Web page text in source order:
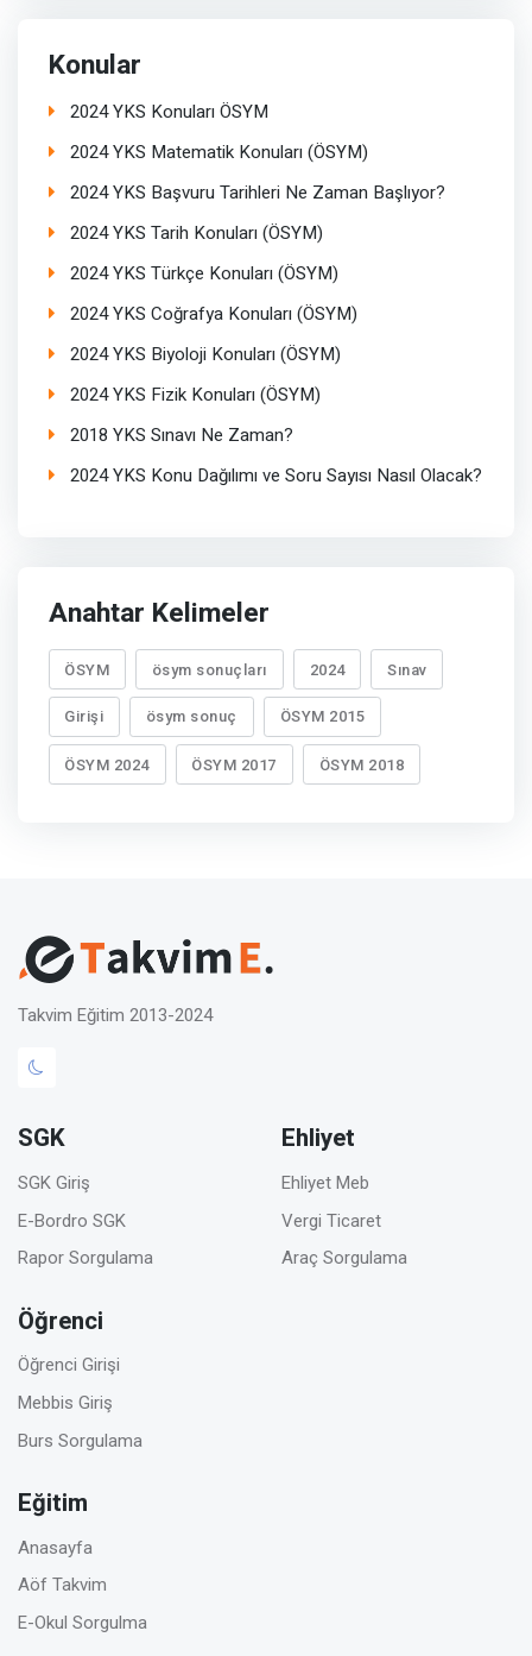
Konular
2024 YKS Konuları ÖSYM
2024 YKS Matematik Konuları (ÖSYM)
2024 YKS Başvuru Tarihleri Ne Zaman Başlıyor?
2024 YKS Tarih Konuları (ÖSYM)
2024 YKS Türkçe Konuları (ÖSYM)
2024 YKS Coğrafya Konuları (ÖSYM)
2024 YKS Biyoloji Konuları (ÖSYM)
2024 YKS Fizik Konuları (ÖSYM)
2018 YKS Sınavı Ne Zaman?
2024 YKS Konu Dağılımı ve Soru Sayısı Nasıl Olacak?
Anahtar Kelimeler
ÖSYM ösym sonuçları 2024 Sınav
Girişi ösym sonuç ÖSYM 2015
ÖSYM 2024 ÖSYM 2017 ÖSYM 2018
Takvim Eğitim 2013-2024
SGK
SGK Giriş
E-Bordro SGK
Rapor Sorgulama
Ehliyet
Ehliyet Meb
Vergi Ticaret
Araç Sorgulama
Öğrenci
Öğrenci Girişi
Mebbis Giriş
Burs Sorgulama
Eğitim
Anasayfa
Aöf Takvim
E-Okul Sorgulma